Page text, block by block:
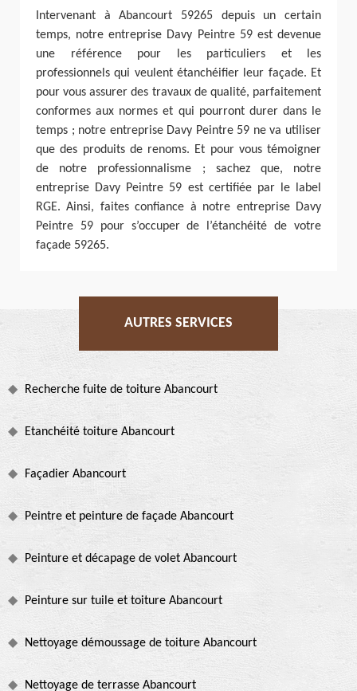
Intervenant à Abancourt 59265 depuis un certain
temps, notre entreprise Davy Peintre 59 est devenue
une référence pour les particuliers et les
professionnels qui veulent étanchéifier leur façade. Et
pour vous assurer des travaux de qualité, parfaitement
conformes aux normes et qui pourront durer dans le
temps ; notre entreprise Davy Peintre 59 ne va utiliser
que des produits de renoms. Et pour vous témoigner
de notre professionnalisme ; sachez que, notre
entreprise Davy Peintre 59 est certifiée par le label
RGE. Ainsi, faites confiance à notre entreprise Davy
Peintre 59 pour s’occuper de l’étanchéité de votre
façade 59265.
AUTRES SERVICES
Recherche fuite de toiture Abancourt
Etanchéité toiture Abancourt
Façadier Abancourt
Peintre et peinture de façade Abancourt
Peinture et décapage de volet Abancourt
Peinture sur tuile et toiture Abancourt
Nettoyage démoussage de toiture Abancourt
Nettoyage de terrasse Abancourt